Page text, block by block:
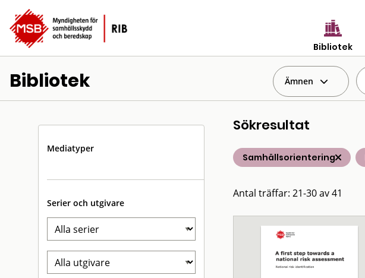
Bibliotek
Bibliotek Ämnen
Mediatyper
Serier och utgivare
Sökresultat
Samhällsorientering
Antal träffar: 21-30 av 41